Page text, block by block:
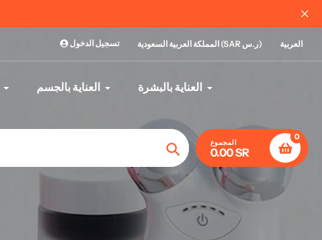
تسجيل الدخول المملكة العربية السعودية (SAR ر.س) العربية
العناية بالجسم
العناية بالبشرة
تأكيد
المجموع
0.00 SR
0